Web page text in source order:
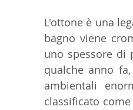
L'ottone è una
bagno viene
uno spessore di
qualche anno
ambientali
classificato